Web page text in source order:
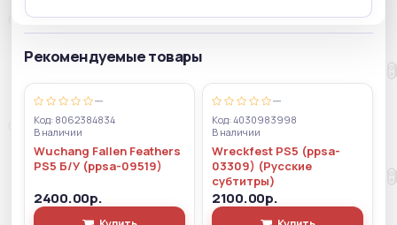
Рекомендуемые товары
—
Код: 8062384834
В наличии
Wuchang Fallen Feathers
PS5 Б/У (ppsa-09519)
2400.00р.
—
Код: 4030983998
В наличии
Wreckfest PS5 (ppsa-
03309) (Русские
субтитры)
2100.00р.